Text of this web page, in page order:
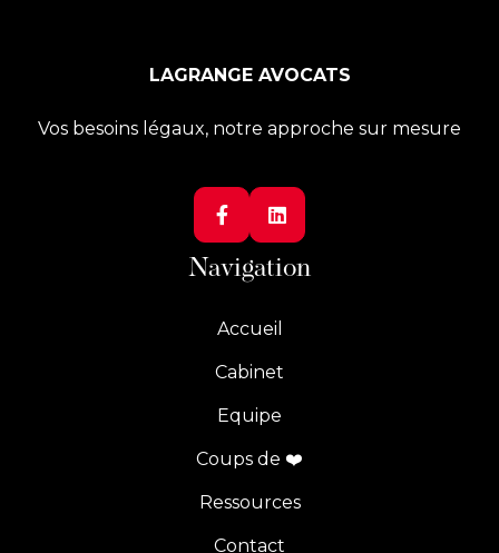
LAGRANGE AVOCATS
Vos besoins légaux, notre approche sur mesure
 
Navigation
Accueil
Cabinet
Equipe
Coups de ❤️
Ressources
Contact